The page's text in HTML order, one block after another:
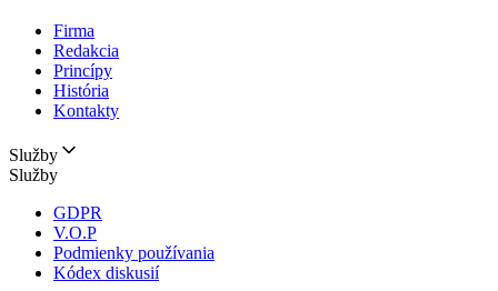
Firma
Redakcia
Princípy
História
Kontakty
Služby
Služby
GDPR
V.O.P
Podmienky používania
Kódex diskusií